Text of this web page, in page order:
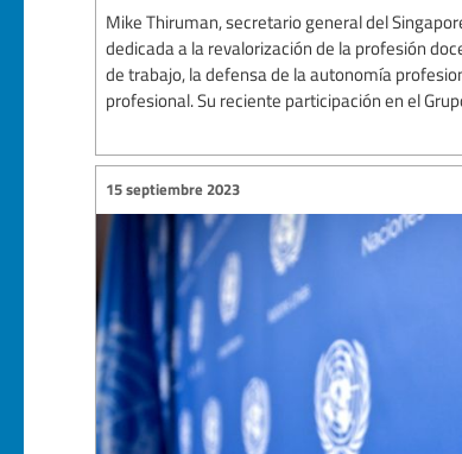
Mike Thiruman, secretario general del
dedicada a la revalorización de la profesión
de trabajo, la defensa de la autonomía
profesional. Su reciente participación en el
15 septiembre 2023